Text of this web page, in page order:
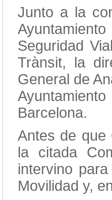
Junto a la
Ayuntamiento
Seguridad
Trànsit, la
General de
Barcelona.
Antes de que
la citada
intervino
Movilidad y,